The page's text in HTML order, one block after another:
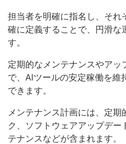
担当者を明確に指名し、それ
確に定義することで、円滑な
す。
定期的なメンテナンスやアッ
で、AIツールの安定稼働を維
できます。
メンテナンス計画には、定期
ク、ソフトウェアアップデー
テナンスなどが含まれます。